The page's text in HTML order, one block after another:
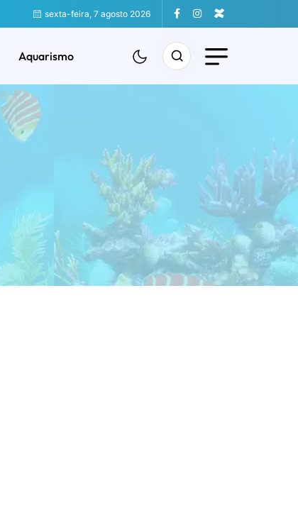
sexta-feira, 7 agosto 2026
Aquarismo